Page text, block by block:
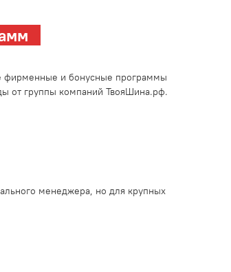
фирменные и бонусные программы
от группы компаний ТвояШина.рф.
менеджера, но для крупных